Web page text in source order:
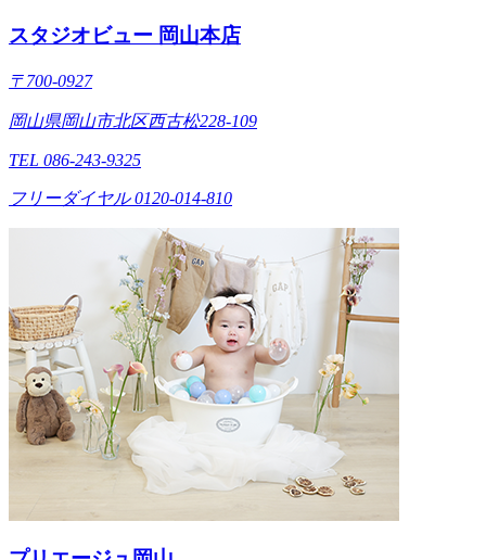
スタジオビュー 岡山本店
〒700-0927
岡山県岡山市北区西古松228-109
TEL 086-243-9325
フリーダイヤル 0120-014-810